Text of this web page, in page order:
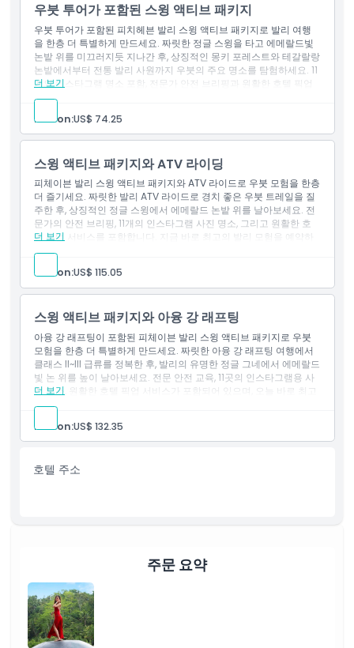
위치
가는 방법
교환 방법
취소 정책
사진/ DVD 문서화.
포함 사항
입장: 싱글 스윙(15m), 싱글 스윙(80m), 탠덤 스윙
다과
생수
호텔 왕복 교통편
기본 보험
다음 사진 촬영지 방문: 치킨 네스트, 버드 네스트, 거대 바위, 폭
스바겐, 헤븐 브리지, 헤븐 로드, 행잉 침대, 플로팅 자쿠지, 트라이
앵글 하우스, 버블 하우스, 하이드어웨이 하우스.
우붓 투어가 포함된 스윙 액티브 패키지
우붓 투어가 포함된 피치헤븐 발리 스윙 액티브 패키지로 발리 여행
을 한층 더 특별하게 만드세요. 짜릿한 정글 스윙을 타고 에메랄드빛
논밭 위를 미끄러지듯 지나간 후, 상징적인 몽키 포레스트와 테갈랄랑
논밭에서부터 전통 발리 사원까지 우붓의 주요 명소를 탐험하세요. 11
개의 인스타그램 명소 포함, 전문가 안전 브리핑과 원활한 호텔 픽업
서비스 제공. 지금 바로 피치헤븐 발리 스윙 & 우붓 투어를 예약하세
더 보기
제외사항
기타 개인 경비
포함 사항
입장권: 싱글 스윙 (15m), 싱글 스윙 (80m), 그리고 텐덤 스윙
입장권: 테게누간 폭포와 테갈랄랑 계단식 논
음료 제공
생수
호텔 왕복 교통편
기본 보험
다음 사진 촬영 장소 방문: 치킨 네스트, 버드 네스트, 거대한 돌,
폭스바겐, 헤븐 브리지, 헤븐 로드, 행잉 베드, 플로팅 자쿠지, 트라
이앵글 하우스, 버블 하우스, 그리고 하이드어웨이 하우스.
Person:US$ 74.25
스윙 액티브 패키지와 ATV 라이딩
피체이븐 발리 스윙 액티브 패키지와 ATV 라이드로 우붓 모험을 한층
더 즐기세요. 짜릿한 발리 ATV 라이드로 경치 좋은 우붓 트레일을 질
주한 후, 상징적인 정글 스윙에서 에메랄드 논밭 위를 날아보세요. 전
문가의 안전 브리핑, 11개의 인스타그램 사진 명소, 그리고 원활한 호
텔 픽업 서비스를 포함합니다. 지금 바로 최고의 발리 모험을 예약하
세요.
더 보기
기타 개인 경비
팁 및 봉사료
포함 사항
입장권: 싱글 스윙 (15m), 싱글 스윙 (80m), 그리고 탄덤 스윙
음료
생수
점심
호텔 왕복 교통편
기본 보험
아래의 사진 촬영 장소 방문: 치킨 네스트, 버드 네스트, 거대한
돌, 폭스바겐, 헤븐 브리지, 헤븐 로드, 행잉 베드, 플로팅 자쿠지,
트라이앵글 하우스, 버블 하우스, 그리고 하이드어웨이 하우스
ATV 위치에서 점심
Person:US$ 115.05
스윙 액티브 패키지와 아융 강 래프팅
아융 강 래프팅이 포함된 피체이븐 발리 스윙 액티브 패키지로 우붓
모험을 한층 더 특별하게 만드세요. 짜릿한 아융 강 래프팅 여행에서
클래스 II~III 급류를 정복한 후, 발리의 유명한 정글 그네에서 에메랄드
빛 논 위를 높이 날아보세요. 전문 안전 교육, 11곳의 인스타그램용 사
진 명소, 원활한 호텔 픽업 서비스가 포함되어 있으며, 오늘 바로 최고
의 발리 모험을 예약하세요.
더 보기
기타 개인 경비
포함 사항
다음 포토 스팟 방문: 치킨 네스트, 버드 네스트, 거대한 돌, 폭스
바겐, 천국의 다리, 천국의 길, 행잉 베드, 플로팅 자쿠지, 트라이앵
글 하우스, 버블 하우스, 하이더웨이 하우스
2시간 화이트 워터 래프팅
모든 필수 안전 장비
래프팅 장소에서 점심 식사
Person:US$ 132.35
호텔 주소
주문 요약